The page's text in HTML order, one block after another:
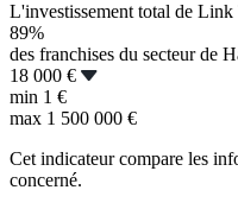
L'investissement total de
89%
des franchises du secteur de
18 000 €
min 1 €
max 1 500 000 €
Cet indicateur compare les
concerné.